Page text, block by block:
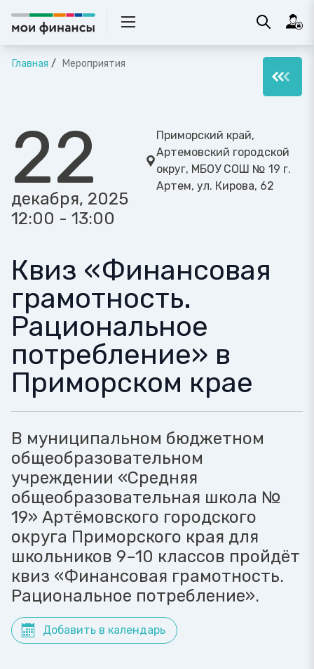
Главная Мероприятия
22
декабря, 2025
12:00 - 13:00
Приморский край,
Артемовский городской
округ, МБОУ СОШ № 19 г.
Артем, ул. Кирова, 62
Квиз «Финансовая
грамотность.
Рациональное
потребление» в
Приморском крае
В муниципальном бюджетном
общеобразовательном
учреждении «Средняя
общеобразовательная школа №
19» Артёмовского городского
округа Приморского края для
школьников 9–10 классов пройдёт
квиз «Финансовая грамотность.
Рациональное потребление».
Добавить в календарь